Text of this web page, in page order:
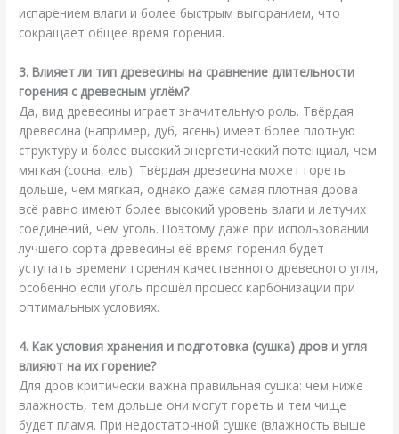
испарением влаги и более быстрым выгоранием, что
сокращает общее время горения.
3. Влияет ли тип древесины на сравнение длительности
горения с древесным углём?
Да, вид древесины играет значительную роль. Твёрдая
древесина (например, дуб, ясень) имеет более плотную
структуру и более высокий энергетический потенциал, чем
мягкая (сосна, ель). Твёрдая древесина может гореть
дольше, чем мягкая, однако даже самая плотная дрова
всё равно имеют более высокий уровень влаги и летучих
соединений, чем уголь. Поэтому даже при использовании
лучшего сорта древесины её время горения будет
уступать времени горения качественного древесного угля,
особенно если уголь прошёл процесс карбонизации при
оптимальных условиях.
4. Как условия хранения и подготовка (сушка) дров и угля
влияют на их горение?
Для дров критически важна правильная сушка: чем ниже
влажность, тем дольше они могут гореть и тем чище
будет пламя. При недостаточной сушке (влажность выше